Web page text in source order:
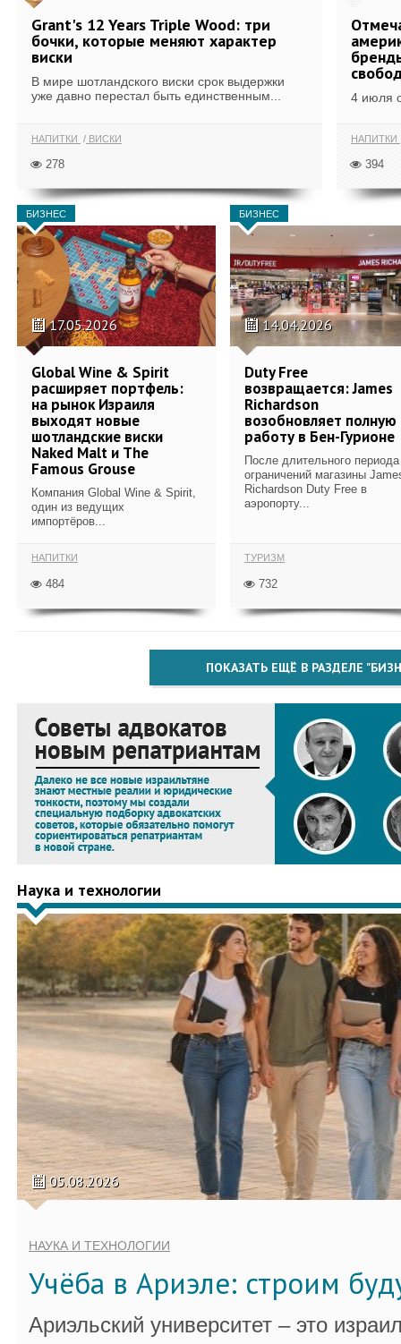
Grant's 12 Years Triple Wood: три
бочки, которые меняют характер
виски
В мире шотландского виски срок выдержки
уже давно перестал быть единственным...
НАПИТКИ ВИСКИ
278
4 июля
НАПИТКИ
394
БИЗНЕС
17.05.2026
Global Wine & Spirit
расширяет портфель:
на рынок Израиля
выходят новые
шотландские виски
Naked Malt и The
Famous Grouse
Компания Global Wine & Spirit,
один из ведущих
импортёров...
НАПИТКИ
484
БИЗНЕС
14.04.2026
Duty Free
возвращается: James
Richardson
возобновляет полную
работу в Бен-Гурионе
После длительного периода
ограничений магазины
Richardson Duty Free в
аэропорту...
ТУРИЗМ
732
ПОКАЗАТЬ ЕЩЁ В РАЗДЕЛЕ
Наука и технологии
05.08.2026
НАУКА И ТЕХНОЛОГИИ
Учёба в Ариэле: строим
Ариэльский университет – это